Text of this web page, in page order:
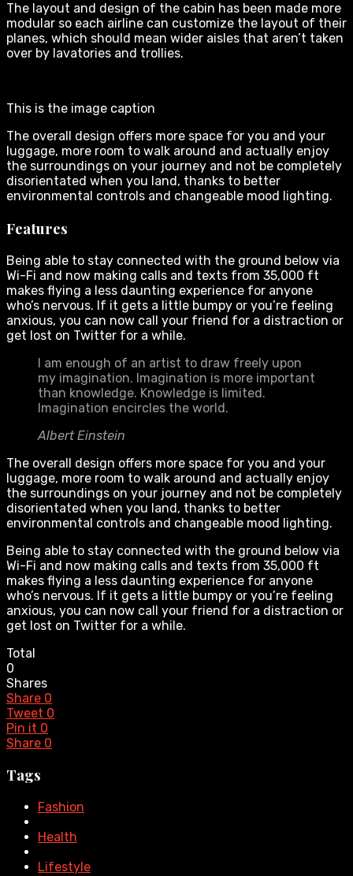
The layout and design of the cabin has been made more
modular so each airline can customize the layout of their
planes, which should mean wider aisles that aren’t taken
over by lavatories and trollies.
This is the image caption
The overall design offers more space for you and your
luggage, more room to walk around and actually enjoy
the surroundings on your journey and not be completely
disorientated when you land, thanks to better
environmental controls and changeable mood lighting.
Features
Being able to stay connected with the ground below via
Wi-Fi and now making calls and texts from 35,000 ft
makes flying a less daunting experience for anyone
who’s nervous. If it gets a little bumpy or you’re feeling
anxious, you can now call your friend for a distraction or
get lost on Twitter for a while.
I am enough of an artist to draw freely upon
my imagination. Imagination is more important
than knowledge. Knowledge is limited.
Imagination encircles the world.
Albert Einstein
The overall design offers more space for you and your
luggage, more room to walk around and actually enjoy
the surroundings on your journey and not be completely
disorientated when you land, thanks to better
environmental controls and changeable mood lighting.
Being able to stay connected with the ground below via
Wi-Fi and now making calls and texts from 35,000 ft
makes flying a less daunting experience for anyone
who’s nervous. If it gets a little bumpy or you’re feeling
anxious, you can now call your friend for a distraction or
get lost on Twitter for a while.
Total
0
Shares
Share 0
Tweet 0
Pin it 0
Share 0
Tags
Fashion
Health
Lifestyle